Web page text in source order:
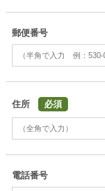
郵便番号
住所 必須
電話番号